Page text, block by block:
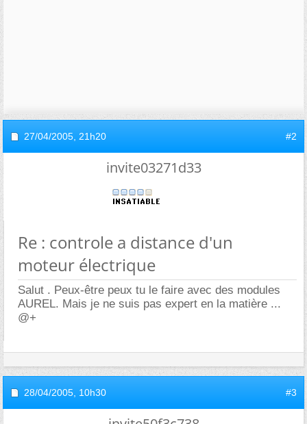
27/04/2005, 21h20 #2
invite03271d33
Re : controle a distance d'un
moteur électrique
Salut . Peux-être peux tu le faire avec des modules
AUREL. Mais je ne suis pas expert en la matière ...
@+
28/04/2005, 10h30 #3